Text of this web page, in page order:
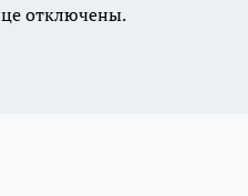
отключены.